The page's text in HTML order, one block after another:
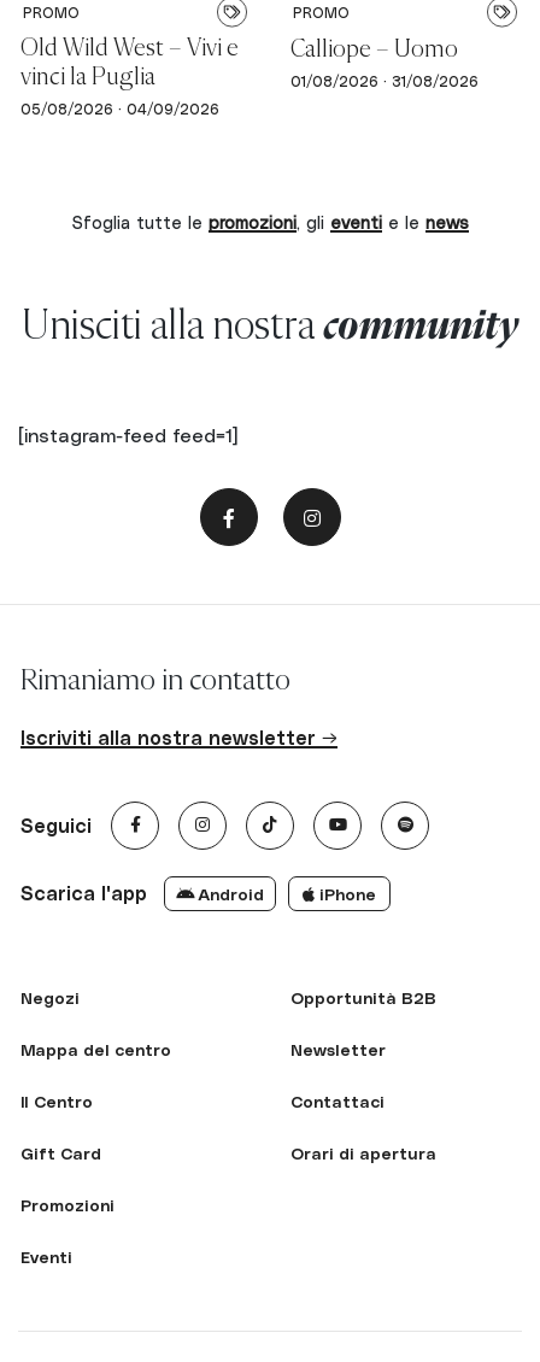
PROMO
Old Wild West – Vivi e
vinci la Puglia
05/08/2026 · 04/09/2026
PROMO
Calliope – Uomo
01/08/2026 · 31/08/2026
Sfoglia tutte le promozioni, gli eventie le news
Unisciti alla nostra community
[instagram-feed feed=1]
Rimaniamo in contatto
Iscriviti alla nostra newsletter →
Seguici
Scarica l'app Android iPhone
Negozi
Mappa del centro
Il Centro
Gift Card
Promozioni
Eventi
Opportunità B2B
Newsletter
Contattaci
Orari di apertura